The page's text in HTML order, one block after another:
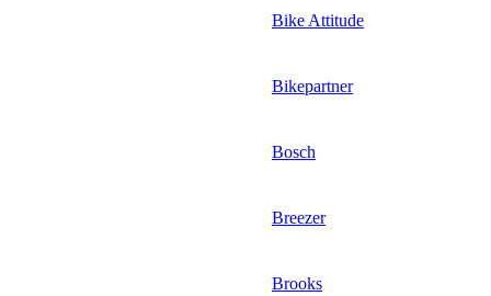
Bike Attitude
Bikepartner
Bosch
Breezer
Brooks